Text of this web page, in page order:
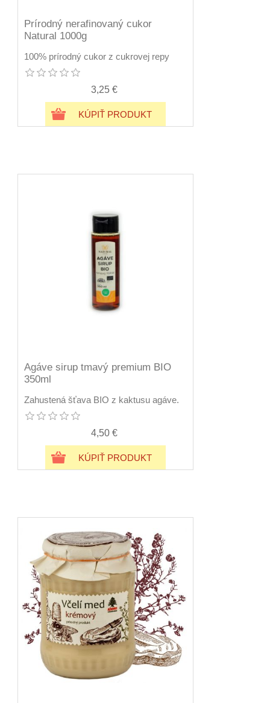
Prírodný nerafinovaný cukor
Natural 1000g
100% prírodný cukor z cukrovej repy
3,25 €
KÚPIŤ PRODUKT
Agáve sirup tmavý premium BIO
350ml
Zahustená šťava BIO z kaktusu agáve.
4,50 €
KÚPIŤ PRODUKT